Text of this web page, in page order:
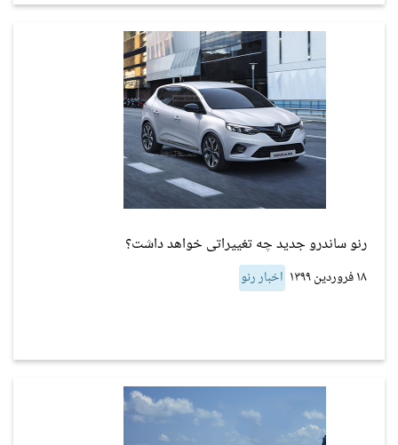
رنو ساندرو جدید چه تغییراتی خواهد داشت؟
۱۸ فروردین ۱۳۹۹ اخبار رنو